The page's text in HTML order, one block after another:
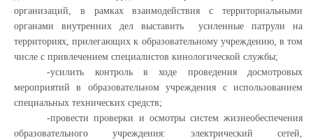
организаций, в рамках взаимодействия с территориальными
органами внутренних дел выставить усиленные патрули на
территориях, прилегающих к образовательному учреждению, в том
числе с привлечением специалистов кинологической службы;
-усилить контроль в ходе проведения досмотровых
мероприятий в образовательном учреждения с использованием
специальных технических средств;
-провести проверки и осмотры систем жизнеобеспечения
образовательного учреждения: электрический сетей,